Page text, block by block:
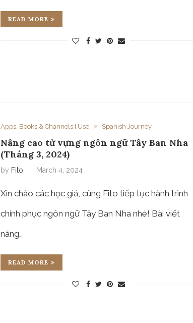
READ MORE
Apps, Books & Channels I Use Spanish Journey
Nâng cao từ vựng ngôn ngữ Tây Ban Nha
(Tháng 3, 2024)
by Fito March 4, 2024
Xin chào các học giả, cùng Fito tiếp tục hành trình
chinh phục ngôn ngữ Tây Ban Nha nhé! Bài viết
nâng…
READ MORE